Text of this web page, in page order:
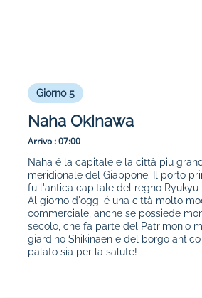
Giorno 5
Naha Okinawa
Arrivo :07:00
Naha é la capitale e la città piu
meridionale del Giappone. Il porto
fu l'antica capitale del regno Ryukyu
Al giorno d'oggi é una città molto
commerciale, anche se possiede
secolo, che fa parte del Patrimonio
giardino Shikinaen e del borgo
palato sia per la salute!